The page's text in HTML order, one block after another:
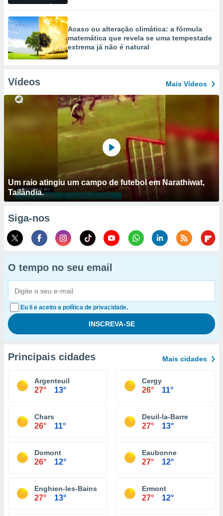
Acaso ou alteração climática: a fórmula
matemática que revela se uma tempestade
extrema já não é natural
Vídeos Mais Vídeos
Um raio atingiu um campo de futebol em Narathiwat,
Tailândia.
Siga-nos
O tempo no seu email
Eu li e aceito a política de privacidade.
Principais cidades Mais cidades
Argenteuil
27° 13°
Cergy
26° 11°
Chars
26° 11°
Deuil-la-Barre
27° 13°
Domont
26° 12°
Eaubonne
27° 12°
Enghien-les-Bains
27° 13°
Ermont
27° 12°